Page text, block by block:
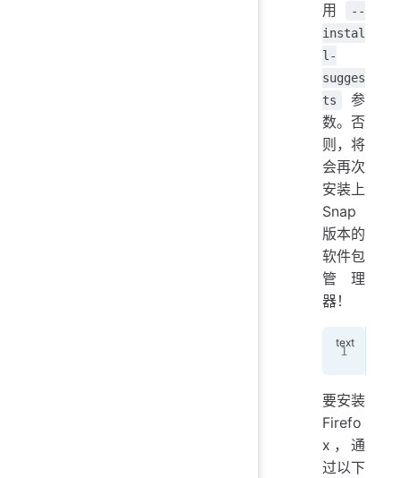
用
--
instal
l-
sugges
ts
参
数。否
则，将
会再次
安装上
Snap
版本的
软件包
管理
器！
要安装
Firefo
x，通
过以下